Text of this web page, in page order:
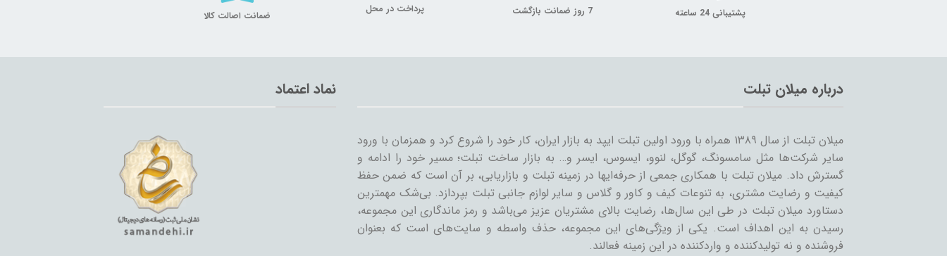
پشتیبانی 24 ساعته 7 روز ضمانت بازگشت پرداخت در محل
ضمانت اصالت کالا
درباره میلان تبلت
میلان تبلت از سال ۱۳۸۹ همراه با ورود اولین تبلت ایپد به بازار ایران، کار خود را شروع کرد و همزمان با ورود
سایر شرکت‌ها مثل سامسونگ، گوگل، لنوو، ایسوس، ایسر و… به بازار ساخت تبلت؛ مسیر خود را ادامه و
گسترش داد. میلان تبلت با همکاری جمعی از حرفه‌ایها در زمینه تبلت و بازاریابی، بر آن است که ضمن حفظ
کیفیت و رضایت مشتری، به تنوعات کیف و کاور و گلاس و سایر لوازم جانبی تبلت بپردازد. بی‌شک مهمترین
دستاورد میلان تبلت در طی این سال‌ها، رضایت بالای مشتریان عزیز می‌باشد و رمز ماندگاری این مجموعه،
رسیدن به این اهداف است. یکی از ویژگی‌های این مجموعه، حذف واسطه و سایت‌های است که بعنوان
فروشنده و نه تولیدکننده و واردکننده در این زمینه فعالند.
نماد اعتماد